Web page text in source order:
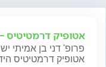
אטופיק
פרופ' דני בן אמיתי
אטופיק דרמטיטיס